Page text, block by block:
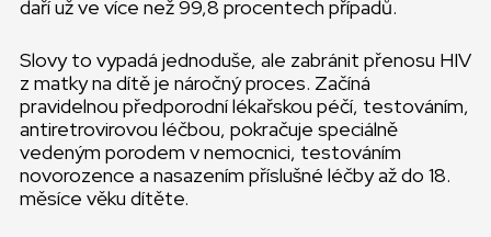
daří už ve více než 99,8 procentech případů.
Slovy to vypadá jednoduše, ale zabránit přenosu HIV
z matky na dítě je náročný proces. Začíná
pravidelnou předporodní lékařskou péčí, testováním,
antiretrovirovou léčbou, pokračuje speciálně
vedeným porodem v nemocnici, testováním
novorozence a nasazením příslušné léčby až do 18.
měsíce věku dítěte.